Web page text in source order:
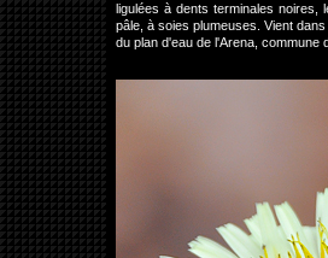
ligulées à dents terminales noires,
pâle, à soies plumeuses. Vient
du plan d'eau de l'Arena, commune